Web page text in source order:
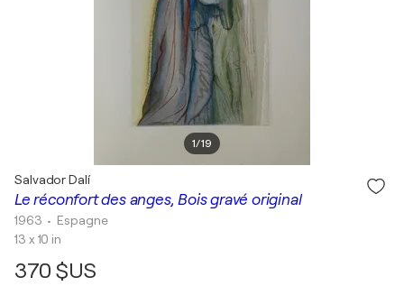
1/19
Le réconfort des anges, Bois gravé original
Salvador Dalí
1963 • Espagne
13 x 10 in
370 $US